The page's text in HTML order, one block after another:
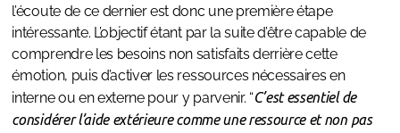
l’écoute de ce dernier est donc une première étape
intéressante. L’objectif étant par la suite d’être capable de
comprendre les besoins non satisfaits derrière cette
émotion, puis d’activer les ressources nécessaires en
interne ou en externe pour y parvenir. “C’est essentiel de
considérer l’aide extérieure comme une ressource et non pas